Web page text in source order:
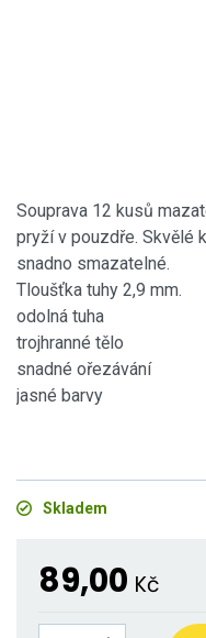
Souprava 12 kusů
pryží v pouzdře. Skvělé
snadno smazatelné.
Tloušťka tuhy 2,9 mm.
odolná tuha
trojhranné tělo
snadné ořezávání
jasné barvy
Skladem
89,00 Kč